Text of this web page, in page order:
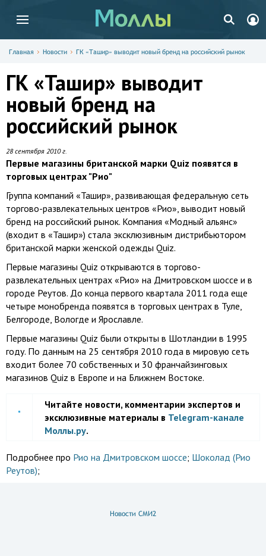
Главная Новости ГК «Ташир» выводит новый бренд на российский рынок
ГК «Ташир» выводит
новый бренд на
российский рынок
28 сентября 2010 г.
Первые магазины британской марки Quiz появятся в
торговых центрах "Рио"
Группа компаний «Ташир», развивающая федеральную сеть
торгово-развлекательных центров «Рио», выводит новый
бренд на российский рынок. Компания «Модный альянс»
(входит в «Ташир») стала эксклюзивным дистрибьютором
британской марки женской одежды Quiz.
Первые магазины Quiz открываются в торгово-
развлекательных центрах «Рио» на Дмитровском шоссе и в
городе Реутов. До конца первого квартала 2011 года еще
четыре монобренда появятся в торговых центрах в Туле,
Белгороде, Вологде и Ярославле.
Первые магазины Quiz были открыты в Шотландии в 1995
году. По данным на 25 сентября 2010 года в мировую сеть
входит более 70 собственных и 30 франчайзинговых
магазинов Quiz в Европе и на Ближнем Востоке.
Читайте новости, комментарии экспертов и
эксклюзивные материалы в Telegram-канале
Моллы.ру.
Подробнее про Рио на Дмитровском шоссе; Шоколад (Рио
Реутов);
Новости СМИ2